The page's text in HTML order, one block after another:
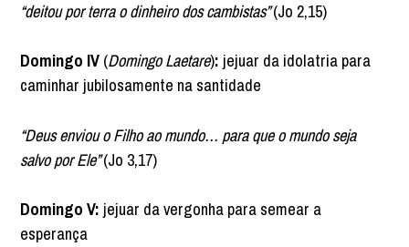
“deitou por terra o dinheiro dos cambistas”(Jo 2,15)
Domingo IV (Domingo Laetare): jejuar da idolatria para
caminhar jubilosamente na santidade
“Deus enviou o Filho ao mundo… para que o mundo seja
salvo por Ele”(Jo 3,17)
Domingo V: jejuar da vergonha para semear a
esperança